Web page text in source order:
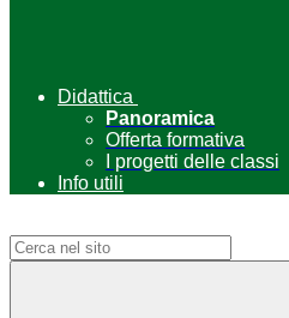
Didattica
Panoramica
Offerta formativa
I progetti delle classi
Info utili